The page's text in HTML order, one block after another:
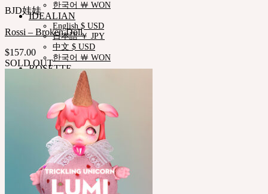
한국어 ￦ WON
IDEALIAN
English $ USD
日本語 ￥ JPY
中文 $ USD
한국어 ￦ WON
ROSETTE
English $ USD
English € EUR
日本語 ￥ JPY
中文 $ USD
한국어 ￦ WON
English $ USD
English € EUR
日本語 ￥ JPY
中文 $ USD
한국어 ￦ WON
BJD娃娃
Rossi – Broken Doll
$157.00
SOLD OUT